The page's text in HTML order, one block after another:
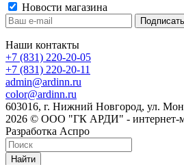
Новости магазина
Наши контакты
+7 (831) 220-20-05
+7 (831) 220-20-11
admin@ardinn.ru
color@ardinn.ru
603016, г. Нижний Новгород, ул.
2026 © ООО "ГК АРДИ" - интернет-
Разработка Аспро
Найти